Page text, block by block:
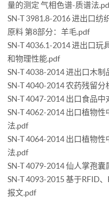
量的测定 气相色谱-质谱法
SN-T 3981.8-2016 进出口纺
原料 第8部分：羊毛.pdf
SN-T 4036.1-2014 进出口玩
和物理性能.pdf
SN-T 4038-2014 进出口木
SN-T 4040-2014 农药残留
SN-T 4047-2014 出口食品
SN-T 4062-2014 出口植物
法.pdf
SN-T 4064-2014 出口植物
法.pdf
SN-T 4079-2014 仙人掌孢
SN-T 4093-2015 基于RFID
报文.pdf